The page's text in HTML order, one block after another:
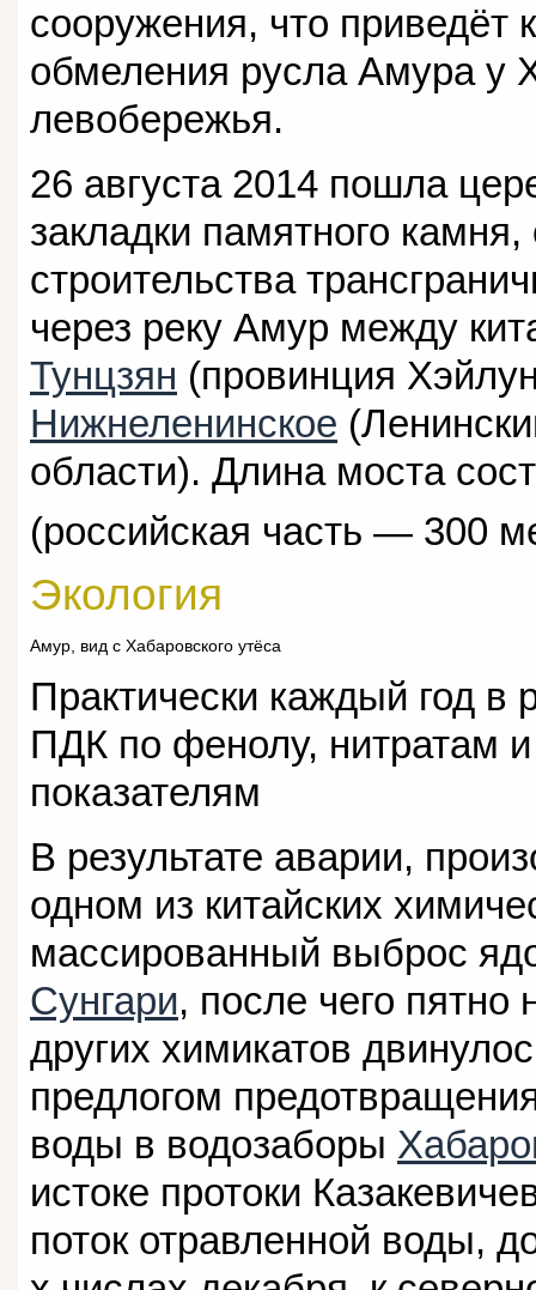
сооружения, что приведёт
обмеления русла Амура у
левобережья.
26 августа 2014 пошла
закладки памятного
строительства
через реку Амур между
Тунцзян (провинция
Нижнеленинское
области). Длина моста
(российская часть — 300
Экология
Амур, вид с Хабаровского утёса
Практически каждый год
ПДК по фенолу, нитратам
показателям
В результате аварии,
одном из китайских
массированный выброс
Сунгари, после чего пятно
других химикатов
предлогом
воды в водозаборы
истоке протоки
поток отравленной воды,